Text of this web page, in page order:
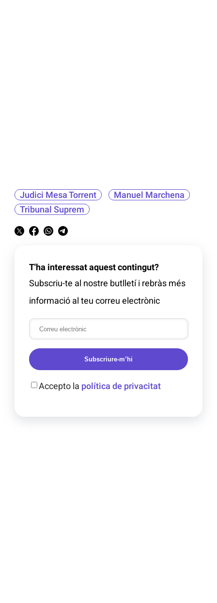
Judici Mesa Torrent
Manuel Marchena
Tribunal Suprem
T'ha interessat aquest contingut?
Subscriu-te al nostre butlletí i rebràs més
informació al teu correu electrònic
Subscriure-m’hi
Accepto la política de privacitat